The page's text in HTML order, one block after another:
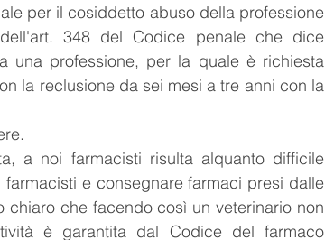
per il cosiddetto abuso della professione
348 del Codice penale che dice
una professione, per la quale è richiesta
la reclusione da sei mesi a tre anni con la
a noi farmacisti risulta alquanto difficile
e consegnare farmaci presi dalle
che facendo così un veterinario non
è garantita dal Codice del farmaco